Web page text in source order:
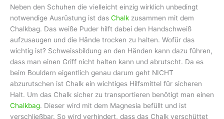
Neben den Schuhen die vielleicht einzig wirklich unbedingt
notwendige Ausrüstung ist das Chalk zusammen mit dem
Chalkbag. Das weiße Puder hilft dabei den Handschweiß
aufzusaugen und die Hände trocken zu halten. Wofür das
wichtig ist? Schweissbildung an den Händen kann dazu führen,
dass man einen Griff nicht halten kann und abrutscht. Da es
beim Bouldern eigentlich genau darum geht NICHT
abzurutschen ist Chalk ein wichtiges Hilfsmittel für sicheren
Halt. Um das Chalk sicher zu transportieren benötigt man einen
Chalkbag. Dieser wird mit dem Magnesia befüllt und ist
verschließbar. So wird verhindert, dass das Chalk verschüttet